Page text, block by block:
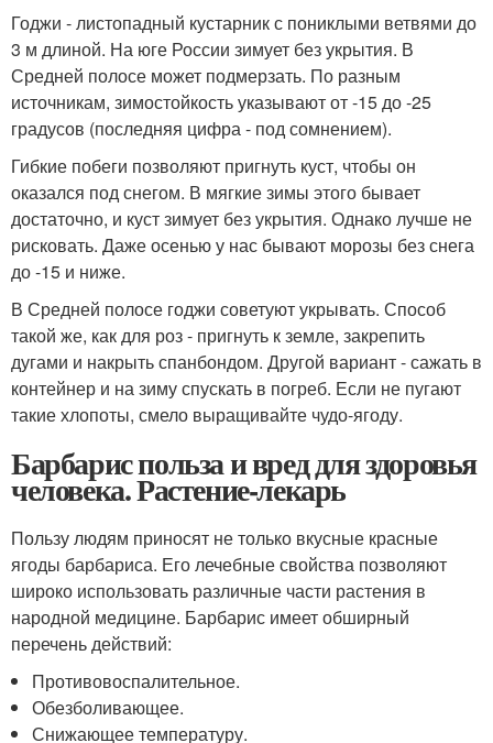
Годжи - листопадный кустарник с пониклыми ветвями до
3 м длиной. На юге России зимует без укрытия. В
Средней полосе может подмерзать. По разным
источникам, зимостойкость указывают от -15 до -25
градусов (последняя цифра - под сомнением).
Гибкие побеги позволяют пригнуть куст, чтобы он
оказался под снегом. В мягкие зимы этого бывает
достаточно, и куст зимует без укрытия. Однако лучше не
рисковать. Даже осенью у нас бывают морозы без снега
до -15 и ниже.
В Средней полосе годжи советуют укрывать. Способ
такой же, как для роз - пригнуть к земле, закрепить
дугами и накрыть спанбондом. Другой вариант - сажать в
контейнер и на зиму спускать в погреб. Если не пугают
такие хлопоты, смело выращивайте чудо-ягоду.
Барбарис польза и вред для здоровья
человека. Растение-лекарь
Пользу людям приносят не только вкусные красные
ягоды барбариса. Его лечебные свойства позволяют
широко использовать различные части растения в
народной медицине. Барбарис имеет обширный
перечень действий:
Противовоспалительное.
Обезболивающее.
Снижающее температуру.